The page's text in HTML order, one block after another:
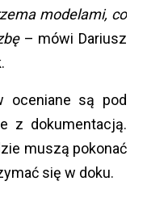
modelami, co
– mówi Dariusz
oceniane są pod
z dokumentacją.
muszą pokonać
się w doku.